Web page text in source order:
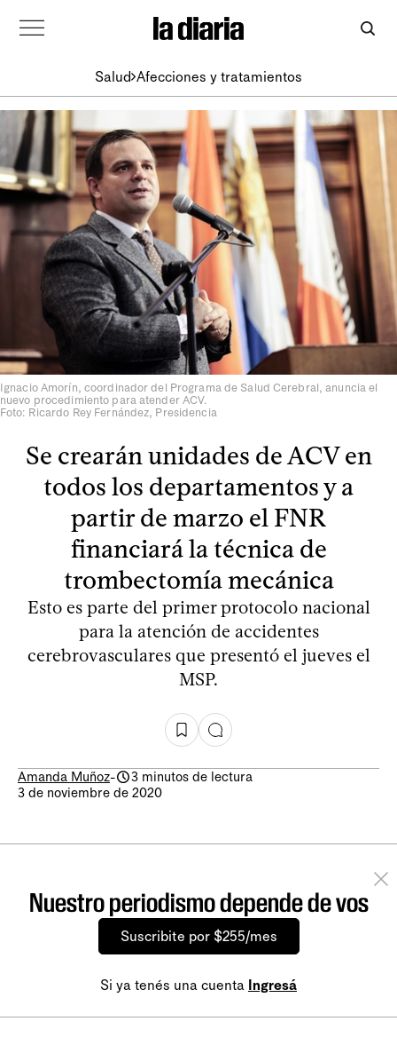
Salud Afecciones y tratamientos
Ignacio Amorín, coordinador del Programa de Salud Cerebral, anuncia el
nuevo procedimiento para atender ACV.
Foto: Ricardo Rey Fernández, Presidencia
Se crearán unidades de ACV en
todos los departamentos y a
partir de marzo el FNR
financiará la técnica de
trombectomía mecánica
Esto es parte del primer protocolo nacional
para la atención de accidentes
cerebrovasculares que presentó el jueves el
MSP.
Amanda Muñoz-
3 minutos de lectura
3 de noviembre de 2020
Nuestro periodismo depende de vos
Suscribite por $255/mes
Si ya tenés una cuenta Ingresá